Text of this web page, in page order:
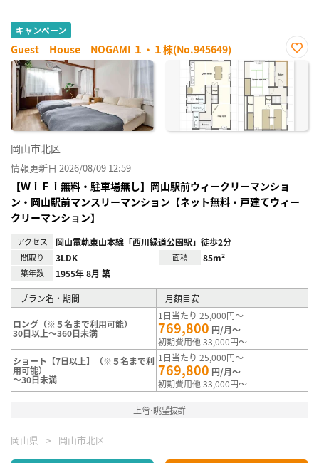
キャンペーン
Guest House NOGAMI １・１棟(No.945649)
お気
り登
録
岡山市北区
情報更新日 2026/08/09 12:59
【ＷｉＦｉ無料・駐車場無し】岡山駅前ウィークリーマンショ
ン・岡山駅前マンスリーマンション【ネット無料・戸建てウィー
クリーマンション】
アクセス 岡山電軌東山本線「西川緑道公園駅」徒歩2分
間取り 3LDK 面積 85m²
築年数 1955年 8月 築
プラン名・期間 月額目安
ロング（※５名まで利用可能）
30日以上～360日未満
1日当たり 25,000円～
769,800 円/月～
初期費用他 33,000円～
ショート【7日以上】（※５名まで利
用可能）
～30日未満
1日当たり 25,000円～
769,800 円/月～
初期費用他 33,000円～
上階･眺望抜群
岡山県 岡山市北区